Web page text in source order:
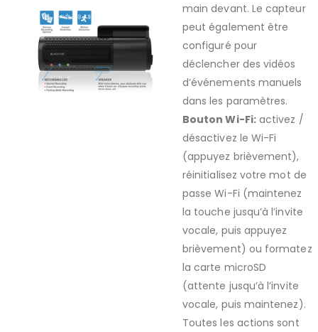
main devant. Le capteur
peut également être
configuré pour
déclencher des vidéos
d’événements manuels
dans les paramètres.
Bouton Wi-Fi:activez /
désactivez le Wi-Fi
(appuyez brièvement),
réinitialisez votre mot de
passe Wi-Fi (maintenez
la touche jusqu’à l’invite
vocale, puis appuyez
brièvement) ou formatez
la carte microSD
(attente jusqu’à l’invite
vocale, puis maintenez).
Toutes les actions sont